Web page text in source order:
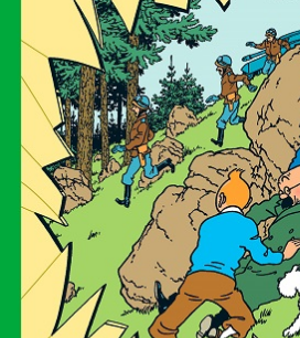
17 mars 2025